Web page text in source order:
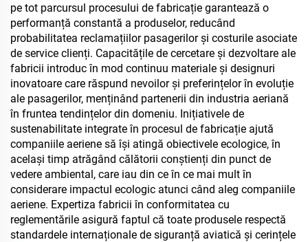
pe tot parcursul procesului de fabricație garantează o
performanță constantă a produselor, reducând
probabilitatea reclamațiilor pasagerilor și costurile asociate
de service clienți. Capacitățile de cercetare și dezvoltare ale
fabricii introduc în mod continuu materiale și designuri
inovatoare care răspund nevoilor și preferințelor în evoluție
ale pasagerilor, menținând partenerii din industria aeriană
în fruntea tendințelor din domeniu. Inițiativele de
sustenabilitate integrate în procesul de fabricație ajută
companiile aeriene să își atingă obiectivele ecologice, în
același timp atrăgând călătorii conștienți din punct de
vedere ambiental, care iau din ce în ce mai mult în
considerare impactul ecologic atunci când aleg companiile
aeriene. Expertiza fabricii în conformitatea cu
reglementările asigură faptul că toate produsele respectă
standardele internaționale de siguranță aviatică și cerințele